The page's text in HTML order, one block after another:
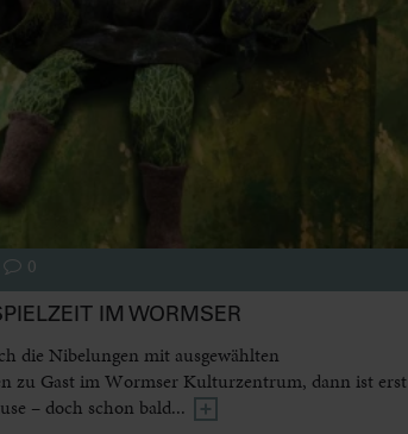
0
IM WORMSER
die Nibelungen mit ausgewählten
zu Gast im Wormser Kulturzentrum, dann ist erst
– doch schon bald...